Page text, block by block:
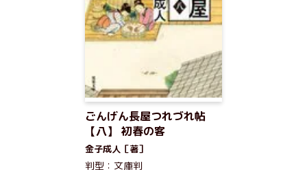
ごんげん長屋つれづれ帖
【八】 初春の客
金子成人［著］
判型：文庫判